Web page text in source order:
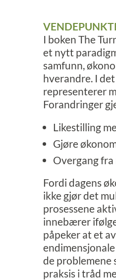
I boken The
et nytt
samfunn,
hverandre. I
representerer
Forandringer
Likestilling
Gjøre
Overgang
Fordi dagens
ikke gjør det
prosessene
innebærer
påpeker at et
de problemene
praksis i tråd